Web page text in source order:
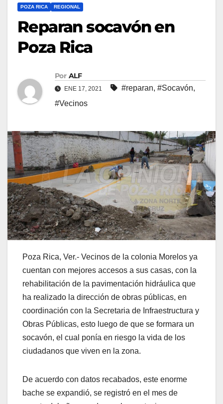
POZA RICA REGIONAL
Reparan socavón en
Poza Rica
Por ALF
ENE 17, 2021 #reparan, #Socavón,
#Vecinos
Poza Rica, Ver.- Vecinos de la colonia Morelos ya
cuentan con mejores accesos a sus casas, con la
rehabilitación de la pavimentación hidráulica que
ha realizado la dirección de obras públicas, en
coordinación con la Secretaria de Infraestructura y
Obras Públicas, esto luego de que se formara un
socavón, el cual ponía en riesgo la vida de los
ciudadanos que viven en la zona.
De acuerdo con datos recabados, este enorme
bache se expandió, se registró en el mes de